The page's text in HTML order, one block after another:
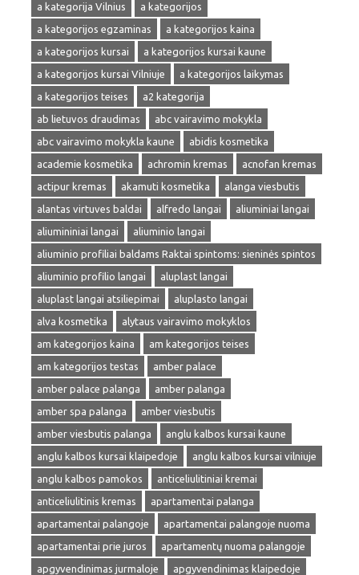
a kategorija Vilnius
a kategorijos
a kategorijos egzaminas
a kategorijos kaina
a kategorijos kursai
a kategorijos kursai kaune
a kategorijos kursai Vilniuje
a kategorijos laikymas
a kategorijos teises
a2 kategorija
ab lietuvos draudimas
abc vairavimo mokykla
abc vairavimo mokykla kaune
abidis kosmetika
academie kosmetika
achromin kremas
acnofan kremas
actipur kremas
akamuti kosmetika
alanga viesbutis
alantas virtuves baldai
alfredo langai
aliuminiai langai
aliumininiai langai
aliuminio langai
aliuminio profiliai baldams Raktai spintoms: sieninės spintos
aliuminio profilio langai
aluplast langai
aluplast langai atsiliepimai
aluplasto langai
alva kosmetika
alytaus vairavimo mokyklos
am kategorijos kaina
am kategorijos teises
am kategorijos testas
amber palace
amber palace palanga
amber palanga
amber spa palanga
amber viesbutis
amber viesbutis palanga
anglu kalbos kursai kaune
anglu kalbos kursai klaipedoje
anglu kalbos kursai vilniuje
anglu kalbos pamokos
anticeliulitiniai kremai
anticeliulitinis kremas
apartamentai palanga
apartamentai palangoje
apartamentai palangoje nuoma
apartamentai prie juros
apartamentų nuoma palangoje
apgyvendinimas jurmaloje
apgyvendinimas klaipedoje